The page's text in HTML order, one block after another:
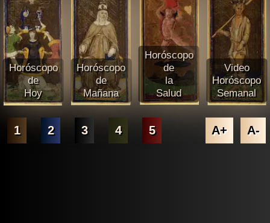
Horóscopo
de
Hoy
Horóscopo
de
Mañana
Horóscopo
de
la
Salud
Video
Horóscopo
Semanal
1 2 3 4 5 A+ A-